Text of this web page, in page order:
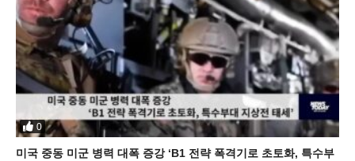
0
미국 중동 미군 병력 대폭 증강 ‘B1 전략 폭격기로 초토화, 특수부